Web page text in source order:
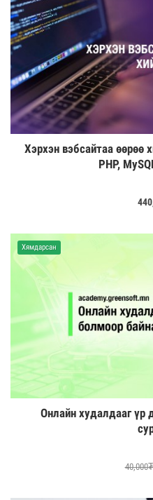
Хэрхэн вэбсайтаа өөрөө
PHP,
Хямдарсан
Онлайн худалдааг үр
40,000₮